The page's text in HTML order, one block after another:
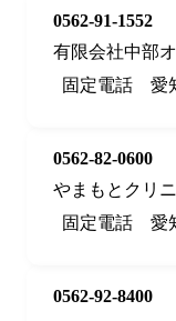
0562-91-1552
有限会社中部
固定電話
愛
0562-82-0600
やまもとクリ
固定電話
愛
0562-92-8400